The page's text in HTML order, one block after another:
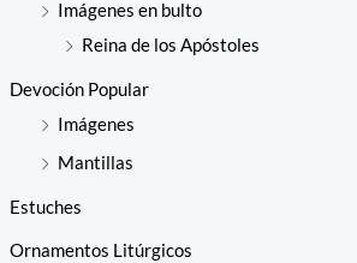
Imágenes en bulto
Reina de los Apóstoles
Devoción Popular
Imágenes
Mantillas
Estuches
Ornamentos Litúrgicos